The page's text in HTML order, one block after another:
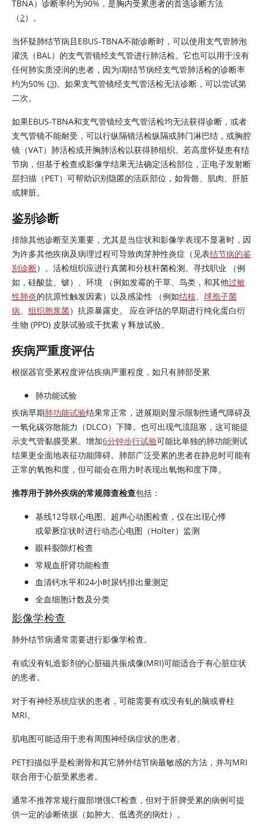
TBNA）诊断率约为90%，是胸内受累患者的首选诊断方法
（2）。
当怀疑肺结节病且EBUS-TBNA不能诊断时，可以使用支气管肺泡
灌洗（BAL）的支气管镜经支气管进行肺活检。它也可以用于没有
任何肺实质浸润的患者，因为I期结节病经支气管肺活检的诊断率
约为50% (3)。如果支气管镜经支气管活检无法诊断，可以尝试第
二次。
如果EBUS-TBNA和支气管镜经支气管活检均无法获得诊断，或者
支气管镜不能耐受，可以行纵隔镜活检纵隔或肺门淋巴结，或胸腔
镜（VAT）肺活检或开胸肺活检以获得肺组织。若高度怀疑患有结
节病，但基于检查或影像学结果无法确定活检部位，正电子发射断
层扫描（PET）可帮助识别隐匿的活跃部位，如骨骼、肌肉、肝脏
或脾脏。
鉴别诊断
排除其他诊断至关重要，尤其是当症状和影像学表现不显著时，因
为许多其他疾病及病理过程可导致肉芽肿性炎症（见表结节病的鉴
别诊断）。活检组织应进行真菌和分枝杆菌检测。寻找职业 （例
如，硅酸盐、铍）、环境 （例如发霉的干草、鸟类，和其他过敏
性肺炎的抗原性触发因素）以及感染性 （例如结核、 球孢子菌
病、 组织胞浆菌）抗原暴露史。 应在评估的早期进行纯化蛋白衍
生物 (PPD) 皮肤试验或干扰素 γ 释放试验。
疾病严重度评估
根据器官受累程度评估疾病严重程度，如只有肺部受累
肺功能试验
疾病早期肺功能试验结果常正常，进展期则显示限制性通气障碍及
一氧化碳弥散能力（DLCO）下降。也可出现气流阻塞，这可能提
示支气管黏膜受累。增加6分钟步行试验可能比单独的肺功能测试
结果更全面地表征功能障碍。肺部广泛受累的患者在静息时可能有
正常的氧饱和度，但可能会在用力时表现出氧饱和度下降。
推荐用于肺外疾病的常规筛查检查包括：
基线12导联心电图、超声心动图检查，仅在出现心悸
或晕厥症状时进行动态心电图（Holter）监测
眼科裂隙灯检查
常规血肝肾功能检查
血清钙水平和24小时尿钙排出量测定
全血细胞计数及分类
影像学检查
肺外结节病通常需要进行影像学检查。
有或没有钆造影剂的心脏磁共振成像(MRI)可能适合于有心脏症状
的患者。
对于有神经系统症状的患者，可能需要有或没有钆的脑或脊柱
MRI。
肌电图可能适用于患有周围神经病症状的患者。
PET扫描似乎是检测骨和其它肺外结节病最敏感的方法，并与MRI
联合用于心脏受累患者。
通常不推荐常规行腹部增强CT检查，但对于肝脾受累的病例可提
供一定的诊断依据（如肿大、低透亮的病灶）。